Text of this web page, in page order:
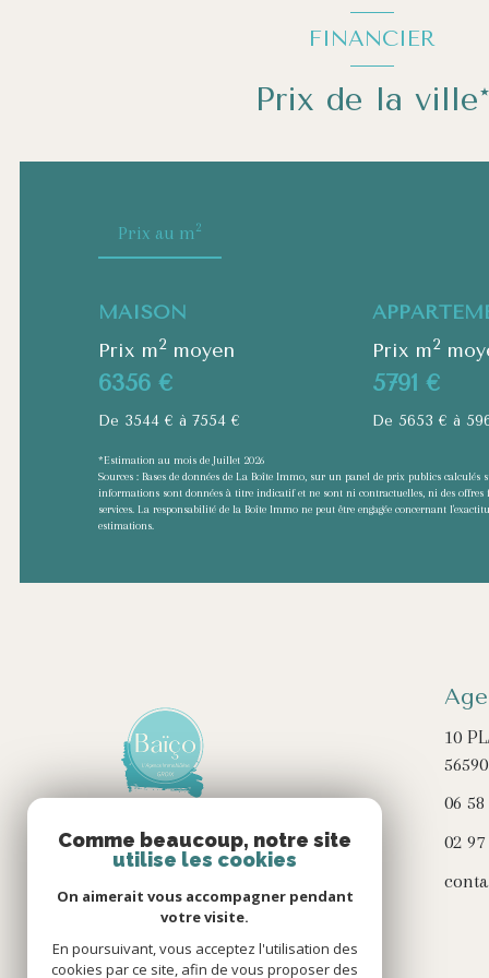
FINANCIER
Prix de la ville*
Prix au m 2
MAISON
Prix m2 moyen
6356 €
De 3544 € à 7554 €
Prix m2
5791 €
De 5653 € à
*Estimation au mois de Juillet 2026
Sources : Bases de données de La Boîte Immo, sur un panel de prix publics calculés
informations sont données à titre indicatif et ne sont ni contractuelles, ni des offres
services. La responsabilité de la Boîte Immo ne peut être engagée concernant
estimations.
10
06
02
Comme beaucoup, notre site
utilise les cookies
On aimerait vous accompagner pendant
votre visite.
En poursuivant, vous acceptez l'utilisation des
cookies par ce site, afin de vous proposer des